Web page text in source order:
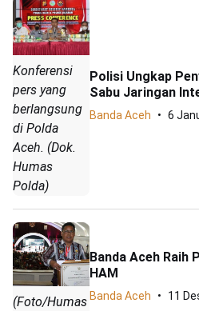
Konferensi
pers yang
berlangsung
di Polda
Aceh. (Dok.
Humas
Polda)
Polisi Ungkap
Sabu Jaringan
Banda Aceh 6
(Foto/Humas
Banda Aceh Raih
HAM
Banda Aceh 11